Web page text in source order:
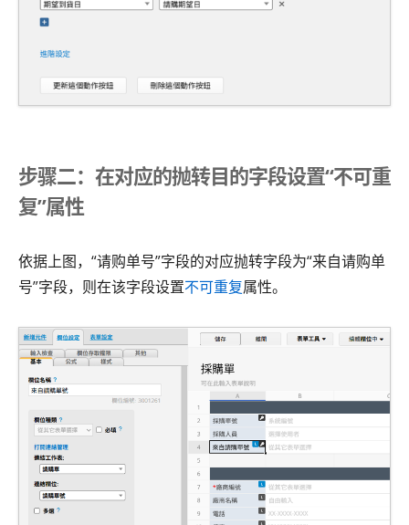
步骤二：在对应的抛转目的字段设置“不可重
复”属性
依据上图，“请购单号”字段的对应抛转字段为“来自请购单
号”字段，则在该字段设置不可重复属性。